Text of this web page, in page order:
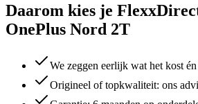
Daarom kies je
OnePlus Nord 2T
We zeggen eerlijk wat het kost
Origineel of topkwaliteit: ons